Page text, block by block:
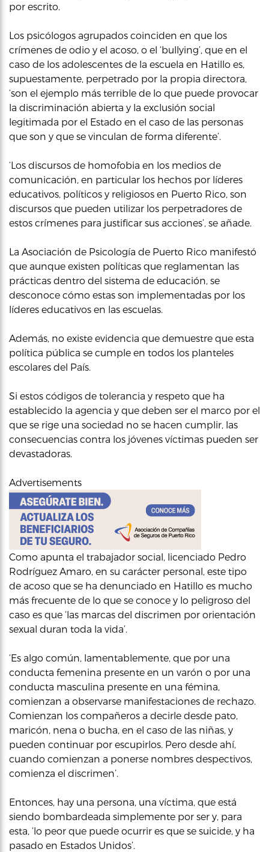
por escrito.
Los psicólogos agrupados coinciden en que los
crímenes de odio y el acoso, o el ‘bullying’, que en el
caso de los adolescentes de la escuela en Hatillo es,
supuestamente, perpetrado por la propia directora,
‘son el ejemplo más terrible de lo que puede provocar
la discriminación abierta y la exclusión social
legitimada por el Estado en el caso de las personas
que son y que se vinculan de forma diferente’.
‘Los discursos de homofobia en los medios de
comunicación, en particular los hechos por líderes
educativos, políticos y religiosos en Puerto Rico, son
discursos que pueden utilizar los perpetradores de
estos crímenes para justificar sus acciones’, se añade.
La Asociación de Psicología de Puerto Rico manifestó
que aunque existen políticas que reglamentan las
prácticas dentro del sistema de educación, se
desconoce cómo estas son implementadas por los
líderes educativos en las escuelas.
Además, no existe evidencia que demuestre que esta
política pública se cumple en todos los planteles
escolares del País.
Si estos códigos de tolerancia y respeto que ha
establecido la agencia y que deben ser el marco por el
que se rige una sociedad no se hacen cumplir, las
consecuencias contra los jóvenes víctimas pueden ser
devastadoras.
Advertisements
Como apunta el trabajador social, licenciado Pedro
Rodríguez Amaro, en su carácter personal, este tipo
de acoso que se ha denunciado en Hatillo es mucho
más frecuente de lo que se conoce y lo peligroso del
caso es que ‘las marcas del discrimen por orientación
sexual duran toda la vida’.
‘Es algo común, lamentablemente, que por una
conducta femenina presente en un varón o por una
conducta masculina presente en una fémina,
comienzan a observarse manifestaciones de rechazo.
Comienzan los compañeros a decirle desde pato,
maricón, nena o bucha, en el caso de las niñas, y
pueden continuar por escupirlos. Pero desde ahí,
cuando comienzan a ponerse nombres despectivos,
comienza el discrimen’.
Entonces, hay una persona, una víctima, que está
siendo bombardeada simplemente por ser y, para
esta, ‘lo peor que puede ocurrir es que se suicide, y ha
pasado en Estados Unidos’.